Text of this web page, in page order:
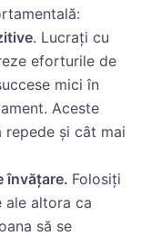
. Lucrați cu
eforturile de
mici în
Aceste
repede și cât mai
învățare. Folosiți
ale altora ca
să se